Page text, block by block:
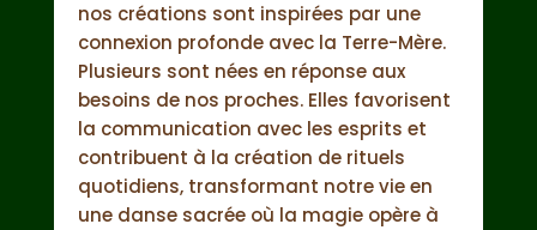
nos créations sont inspirées par une
connexion profonde avec la Terre-Mère.
Plusieurs sont nées en réponse aux
besoins de nos proches. Elles favorisent
la communication avec les esprits et
contribuent à la création de rituels
quotidiens, transformant notre vie en
une danse sacrée où la magie opère à